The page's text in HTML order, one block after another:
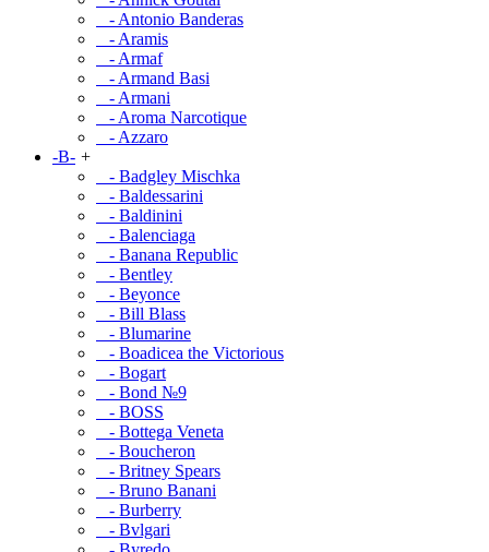
- Antonio Banderas
- Aramis
- Armaf
- Armand Basi
- Armani
- Aroma Narcotique
- Azzaro
-B- +
- Badgley Mischka
- Baldessarini
- Baldinini
- Balenciaga
- Banana Republic
- Bentley
- Beyonce
- Bill Blass
- Blumarine
- Boadicea the Victorious
- Bogart
- Bond №9
- BOSS
- Bottega Veneta
- Boucheron
- Britney Spears
- Bruno Banani
- Burberry
- Bvlgari